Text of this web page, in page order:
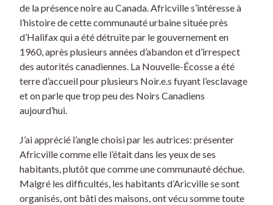
de la présence noire au Canada. Africville s’intéresse à
l’histoire de cette communauté urbaine située près
d’Halifax qui a été détruite par le gouvernement en
1960, après plusieurs années d’abandon et d’irrespect
des autorités canadiennes. La Nouvelle-Écosse a été
terre d’accueil pour plusieurs Noir.e.s fuyant l’esclavage
et on parle que trop peu des Noirs Canadiens
aujourd’hui.
J’ai apprécié l’angle choisi par les autrices: présenter
Africville comme elle l’était dans les yeux de ses
habitants, plutôt que comme une communauté déchue.
Malgré les difficultés, les habitants d’Aricville se sont
organisés, ont bâti des maisons, ont vécu somme toute